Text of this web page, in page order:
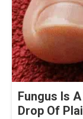
Fungus Is
Drop Of